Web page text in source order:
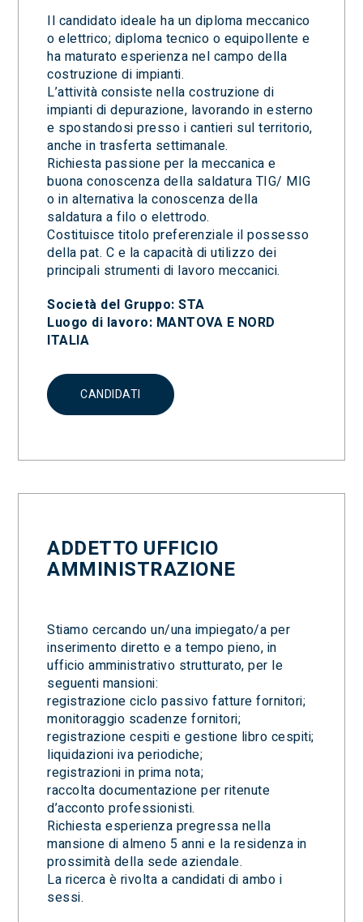
Il candidato ideale ha un diploma meccanico
o elettrico; diploma tecnico o equipollente e
ha maturato esperienza nel campo della
costruzione di impianti.
L’attività consiste nella costruzione di
impianti di depurazione, lavorando in esterno
e spostandosi presso i cantieri sul territorio,
anche in trasferta settimanale.
Richiesta passione per la meccanica e
buona conoscenza della saldatura TIG/ MIG
o in alternativa la conoscenza della
saldatura a filo o elettrodo.
Costituisce titolo preferenziale il possesso
della pat. C e la capacità di utilizzo dei
principali strumenti di lavoro meccanici.
Società del Gruppo: STA
Luogo di lavoro: MANTOVA E NORD
ITALIA
CANDIDATI
ADDETTO UFFICIO
AMMINISTRAZIONE
Stiamo cercando un/una impiegato/a per
inserimento diretto e a tempo pieno, in
ufficio amministrativo strutturato, per le
seguenti mansioni:
registrazione ciclo passivo fatture fornitori;
monitoraggio scadenze fornitori;
registrazione cespiti e gestione libro cespiti;
liquidazioni iva periodiche;
registrazioni in prima nota;
raccolta documentazione per ritenute
d’acconto professionisti.
Richiesta esperienza pregressa nella
mansione di almeno 5 anni e la residenza in
prossimità della sede aziendale.
La ricerca è rivolta a candidati di ambo i
sessi.